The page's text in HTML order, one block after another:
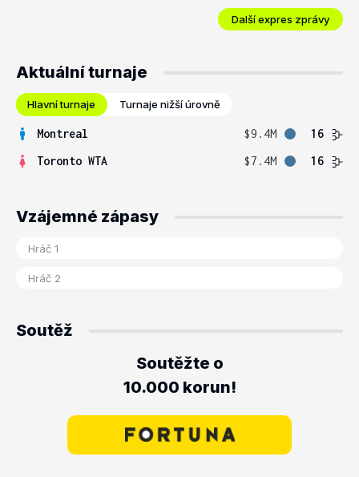
Další expres zprávy
Aktuální turnaje
Hlavní turnaje Turnaje nižší úrovně
Montreal $9.4M
16
Toronto WTA
$7.4M 16
Vzájemné zápasy
Soutěž
Soutěžte o
10.000 korun!